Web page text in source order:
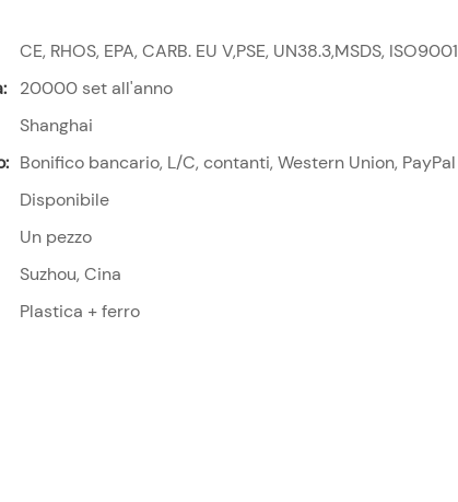
CE, RHOS, EPA, CARB. EU V,PSE, UN38.3,MSDS, ISO9001
20000 set all'anno
Shanghai
Bonifico bancario, L/C, contanti, Western Union, PayPal
Disponibile
Un pezzo
Suzhou, Cina
Plastica + ferro